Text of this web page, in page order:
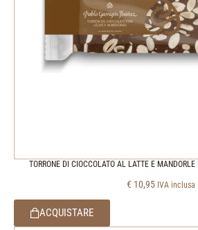
TORRONE DI CIOCCOLATO AL LATTE E
€ 10,95 IVA inclusa
ACQUISTARE